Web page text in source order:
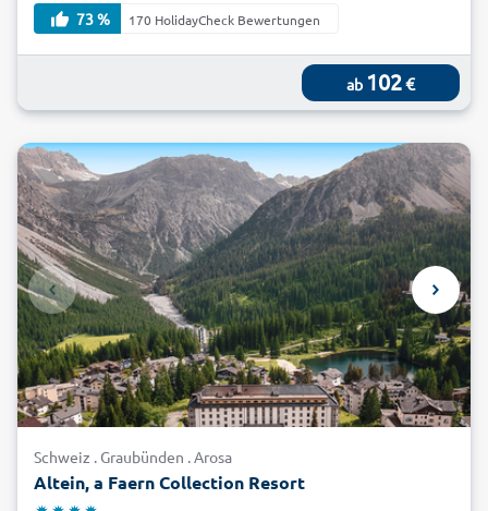
73 %
170 HolidayCheck Bewertungen
ab 102€
Schweiz . Graubünden . Arosa
Altein, a Faern Collection Resort